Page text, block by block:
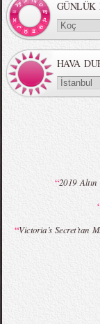
MBFWI - Gülçin
MBFWI - Giray Sepin
GÜNLÜK
HAVA
“2019
“Victoria’s Secret’tan